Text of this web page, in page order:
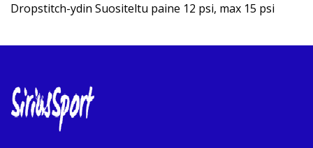
Dropstitch-ydin Suositeltu paine 12 psi, max 15 psi